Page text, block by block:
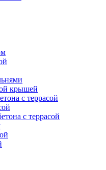
крышей
с террасой
с террасой